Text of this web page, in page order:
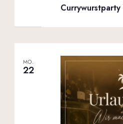
Currywurstparty
MO.
22